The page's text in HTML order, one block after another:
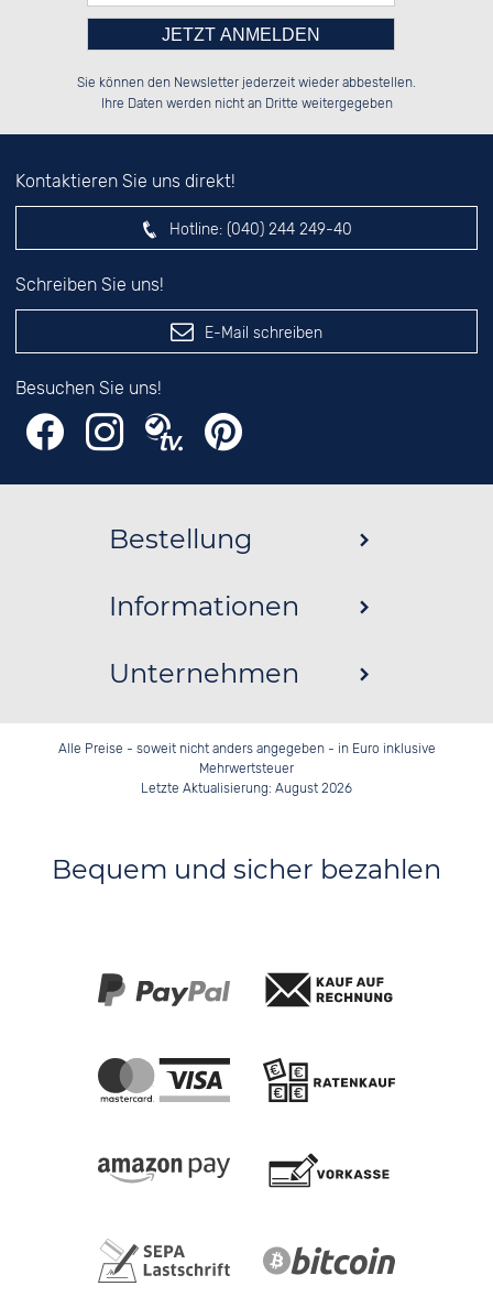
██░░██░░██░░██░░░░░░██░░██░░░░░░
██████░░██████░░░░████░░██████░░
░░░░██░░██░░██░░░░░░██░░░░░░██░░
Bitte tragen Sie die Zahl in
das nebenstehende Feld ein.
Sie können den Newsletter jederzeit wieder abbestellen.
Ihre Daten werden nicht an Dritte weitergegeben
Kontaktieren Sie uns direkt!
Hotline: (040) 244 249-40
Schreiben Sie uns!
E-Mail schreiben
Besuchen Sie uns!
Bestellung
Informationen
Unternehmen
Alle Preise - soweit nicht anders angegeben - in Euro inklusive
Mehrwertsteuer
Letzte Aktualisierung: August 2026
Bequem und sicher bezahlen